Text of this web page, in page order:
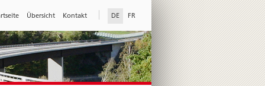
DE FR
Übersicht Kontakt